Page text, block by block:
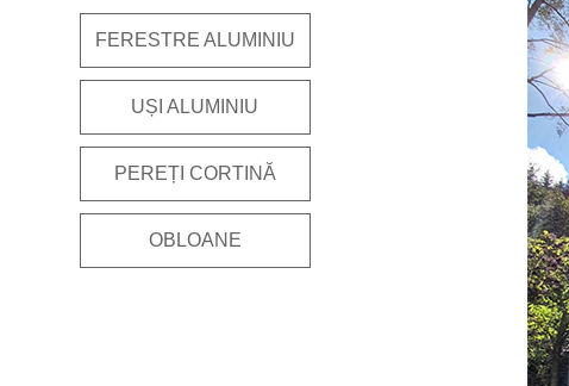
FERESTRE ALUMINIU
UȘI ALUMINIU
PEREȚI CORTINĂ
OBLOANE